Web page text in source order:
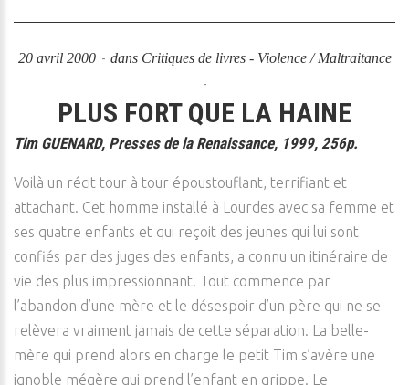
20 avril 2000 dans Critiques de livres - Violence / Maltraitance
PLUS FORT QUE LA HAINE
Tim GUENARD, Presses de la Renaissance, 1999, 256p.
Voilà un récit tour à tour époustouflant, terrifiant et
attachant. Cet homme installé à Lourdes avec sa femme et
ses quatre enfants et qui reçoit des jeunes qui lui sont
confiés par des juges des enfants, a connu un itinéraire de
vie des plus impressionnant. Tout commence par
l’abandon d’une mère et le désespoir d’un père qui ne se
relèvera vraiment jamais de cette séparation. La belle-
mère qui prend alors en charge le petit Tim s’avère une
ignoble mégère qui prend l’enfant en grippe. Le